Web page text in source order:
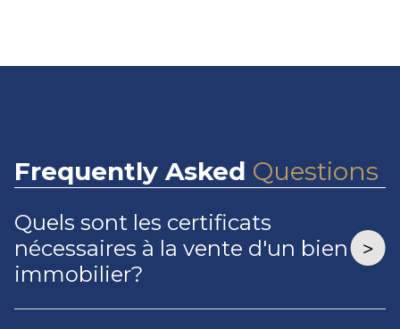
Frequently Asked Questions
Quels sont les certificats
nécessaires à la vente d'un bien
immobilier?